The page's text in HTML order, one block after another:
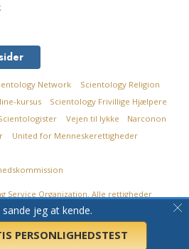
jeg at kende.
PERSONLIGHEDSTEST
Network
Scientology Religion
kursus
Scientology Frivillige Hjælpere
Vejen til lykke
Narconon
United for Menneskerettigheder
Service Organization. Alle rettigheder
Policy Vilkår for brug